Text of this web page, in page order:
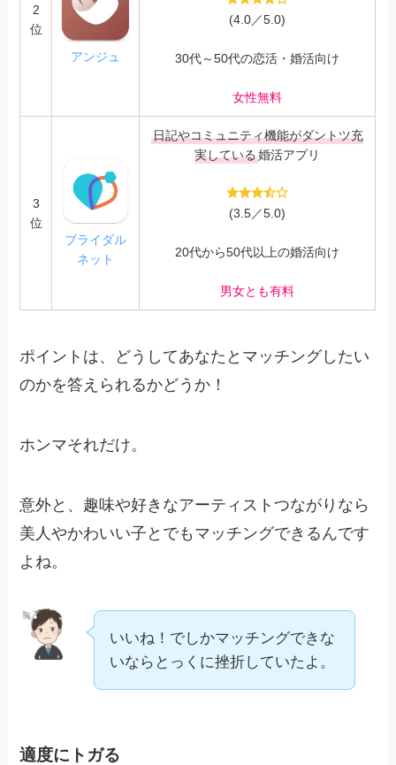
2
位
アンジュ
(4.0／5.0)
30代～50代の恋活・婚活向け
女性無料
3
位
ブライダル
ネット
日記やコミュニティ機能がダントツ充
実している婚活アプリ
(3.5／5.0)
20代から50代以上の婚活向け
男女とも有料
ポイントは、どうしてあなたとマッチングしたい
のかを答えられるかどうか！
ホンマそれだけ。
意外と、趣味や好きなアーティストつながりなら
美人やかわいい子とでもマッチングできるんです
よね。
いいね！でしかマッチングできな
いならとっくに挫折していたよ。
適度にトガる